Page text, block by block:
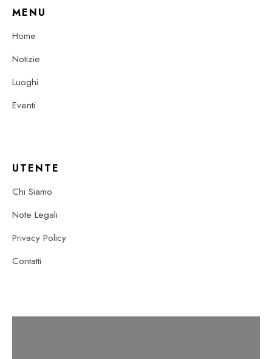
MENU
Home
Notizie
Luoghi
Eventi
UTENTE
Chi Siamo
Note Legali
Privacy Policy
Contatti